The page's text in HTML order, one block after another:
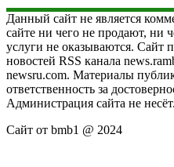
Данный сайт не является
сайте ни чего не продают, ни
услуги не оказываются. Сайт
новостей RSS канала
newsru.com. Материалы
ответственность за
Администрация сайта не несёт.
Сайт от bmb1 @ 2024